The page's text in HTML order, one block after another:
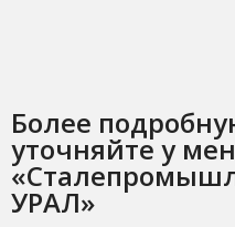
Более
уточняйте у
УРАЛ»